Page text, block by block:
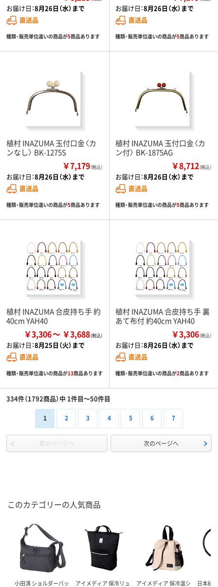
お届け日：8月26日（水）まで
直送品
種類・販売単位違いの商品が5商品あります
お届け日：8月26日（水）まで
直送品
種類・販売単位違いの商品が5商品あります
植村 INAZUMA 玉付口金〈カ
ンなし〉 BK-1275S
￥7,179（税込）
お届け日：8月26日（水）まで
直送品
種類・販売単位違いの商品が5商品あります
植村 INAZUMA 玉付口金〈カ
ン付〉 BK-1875AG
￥8,712（税込）
お届け日：8月26日（水）まで
直送品
種類・販売単位違いの商品が5商品あります
植村 INAZUMA 合皮持ち手 約
40cm YAH40
￥3,306 ￥3,688
お届け日：8月25日（火）まで
直送品
種類・販売単位違いの商品が13商品あります
植村 INAZUMA 合皮持ち手 裏
あて布付 約40cm YAH40
￥3,306（税込）
お届け日：8月26日（水）まで
直送品
種類・販売単位違いの商品が2商品あります
334件（1792商品）中 1件目～50件目
1 2 3 4 5 6 7
前のページへ 次のページへ
このカテゴリーの人気商品
小田清 ショルダーバッ
アイメディア 保冷リュ
アイメディア 保冷温シ
日本紐